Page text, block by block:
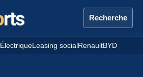
Recherche
ÉlectriqueLeasing socialRenaultBYD